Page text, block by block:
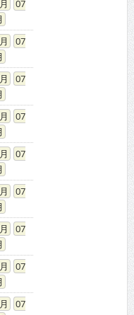
07
07
07
07
07
07
07
07
07